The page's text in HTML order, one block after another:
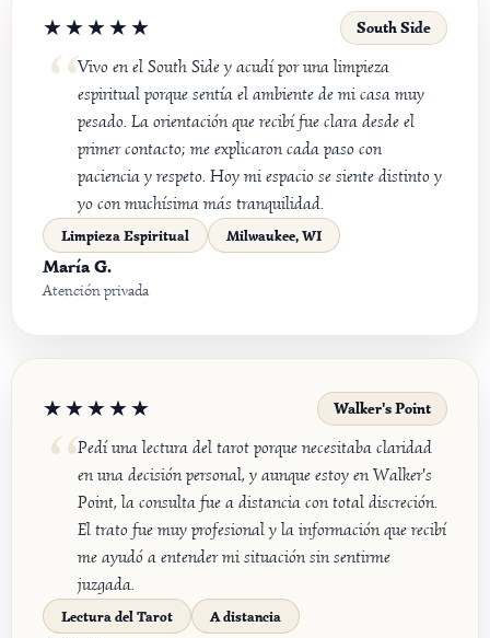
★★★★★
South Side
Vivo en el South Side y acudí por una limpieza
espiritual porque sentía el ambiente de mi casa muy
pesado. La orientación que recibí fue clara desde el
primer contacto; me explicaron cada paso con
paciencia y respeto. Hoy mi espacio se siente distinto y
yo con muchísima más tranquilidad.
Limpieza Espiritual Milwaukee, WI
María G.
Atención privada
★★★★★
Walker's Point
Pedí una lectura del tarot porque necesitaba claridad
en una decisión personal, y aunque estoy en Walker's
Point, la consulta fue a distancia con total discreción.
El trato fue muy profesional y la información que recibí
me ayudó a entender mi situación sin sentirme
juzgada.
Lectura del Tarot A distancia